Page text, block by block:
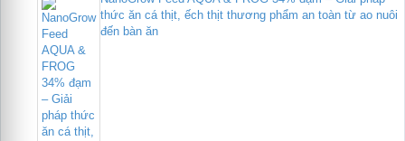
thức ăn cá thịt, ếch thịt thương phẩm an toàn từ ao nuôi
đến bàn ăn